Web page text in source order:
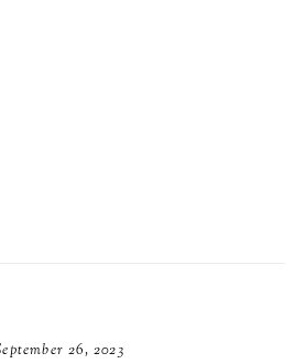
26, 2023